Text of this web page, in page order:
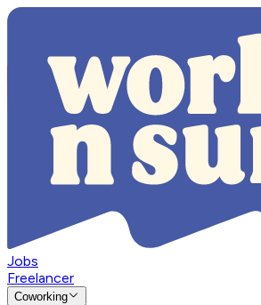
Jobs
Freelancer
Coworking